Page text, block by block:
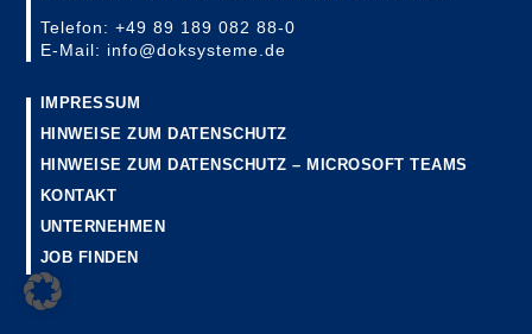
Telefon: +49 89 189 082 88-0
E-Mail: info@doksysteme.de
IMPRESSUM
HINWEISE ZUM DATENSCHUTZ
HINWEISE ZUM DATENSCHUTZ – MICROSOFT TEAMS
KONTAKT
UNTERNEHMEN
JOB FINDEN